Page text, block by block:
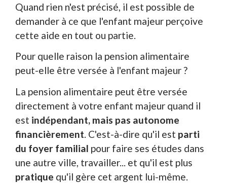
Quand rien n'est précisé, il est possible de
demander à ce que l'enfant majeur perçoive
cette aide en tout ou partie.
Pour quelle raison la pension alimentaire
peut-elle être versée à l'enfant majeur ?
La pension alimentaire peut être versée
directement à votre enfant majeur quand il
est indépendant, mais pas autonome
financièrement. C'est-à-dire qu'il est parti
du foyer familial pour faire ses études dans
une autre ville, travailler... et qu'il est plus
pratique qu'il gère cet argent lui-même.